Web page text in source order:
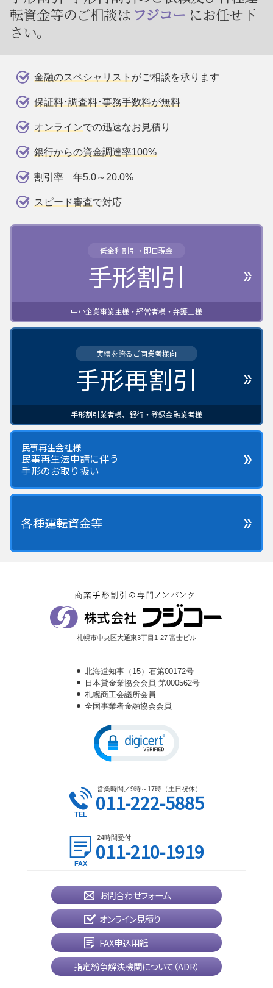
転資金等のご相談は フジコー にお任せ下
さい。
金融のスペシャリスト がご相談を承ります
保証料･調査料･事務手数料が無料
オンラインでの迅速なお見積り
銀行からの資金調達率100%
割引率 年5.0～20.0%
スピード審査で対応
低金利割引・即日現金
手形割引
中小企業事業主様・経営者様・弁護士様
実績を誇るご同業者様向
手形再割引
手形割引業者様、銀行・登録金融業者様
民事再生会社様
民事再生法申請に伴う
手形のお取り扱い
各種運転資金等
札幌市中央区大通東3丁目1-27 富士ビル
北海道知事（15）石第00172号
日本貸金業協会会員 第000562号
札幌商工会議所会員
全国事業者金融協会会員
営業時間／9時～17時（土日祝休）
011-222-5885
24時間受付
011-210-1919
お問合わせフォーム
オンライン見積り
FAX申込用紙
指定紛争解決機関について（ADR）